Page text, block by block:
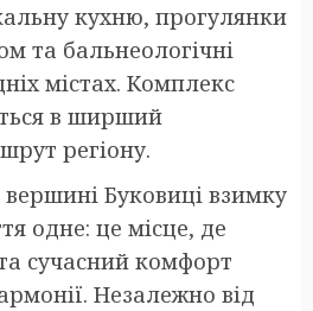
кухню, прогулянки
та бальнеологічні
містах. Комплекс
в ширший
регіону.
Буковиці взимку
одне: це місце, де
сучасний комфорт
Незалежно від